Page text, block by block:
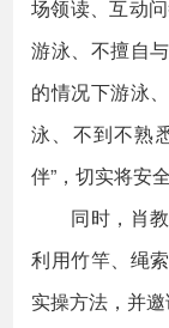
场领读、互动
游泳、不擅自
的情况下游泳
泳、不到不熟
伴”，切实将安
同时，肖教
利用竹竿、绳
实操方法，并邀